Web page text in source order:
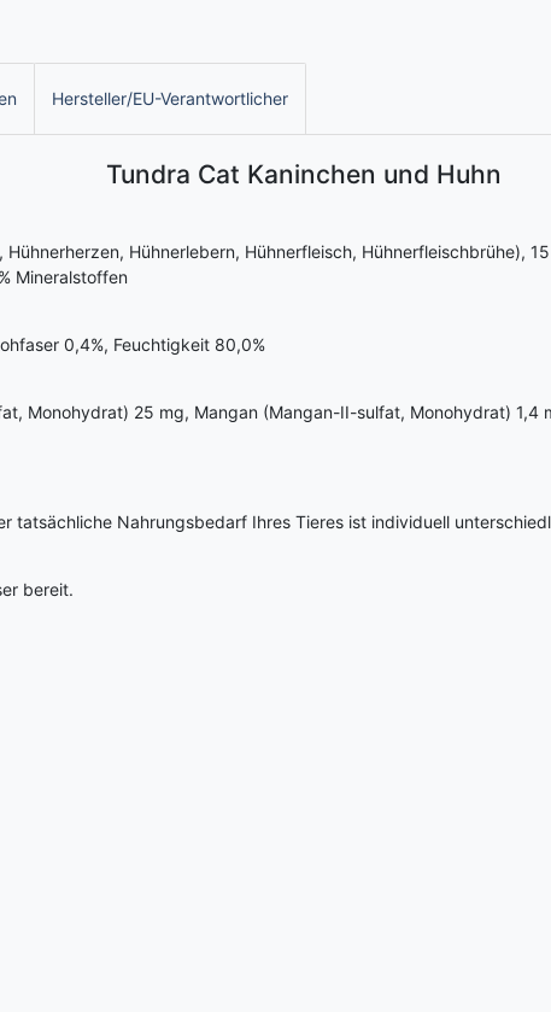
Hersteller/EU-Verantwortlicher
Tundra Cat Kaninchen und Huhn
Hühnerlebern, Hühnerfleisch, Hühnerfleischbrühe),
Mineralstoffen
0,4%, Feuchtigkeit 80,0%
Monohydrat) 25 mg, Mangan (Mangan-II-sulfat, Monohydrat)
tatsächliche Nahrungsbedarf Ihres Tieres ist individuell
bereit.